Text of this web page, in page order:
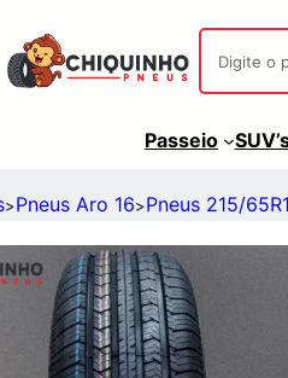
Passeio
>Pneus Aro 16>Pneus 215/